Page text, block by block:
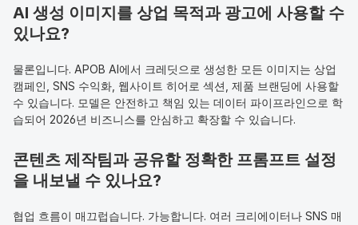
AI 생성 이미지를 상업 목적과 광고에 사용할 수
있나요?
물론입니다. APOB AI에서 크레딧으로 생성한 모든 이미지는 상업
캠페인, SNS 수익화, 웹사이트 히어로 섹션, 제품 브랜딩에 사용할
수 있습니다. 모델은 안전하고 책임 있는 데이터 파이프라인으로 학
습되어 2026년 비즈니스를 안심하고 확장할 수 있습니다.
콘텐츠 제작팀과 공유할 정확한 프롬프트 설정
을 내보낼 수 있나요?
협업 흐름이 매끄럽습니다. 가능합니다. 여러 크리에이터나 SNS 매